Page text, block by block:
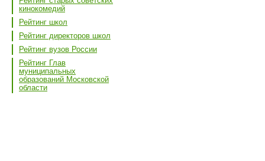
кинокомедий
Рейтинг школ
Рейтинг директоров школ
Рейтинг вузов России
Рейтинг Глав
муниципальных
образований Московской
области